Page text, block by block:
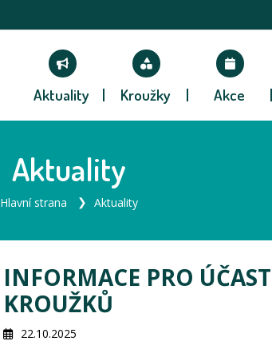
Aktuality Kroužky Akce
Aktuality
Hlavní strana Aktuality
INFORMACE PRO
KROUŽKŮ
22.10.2025